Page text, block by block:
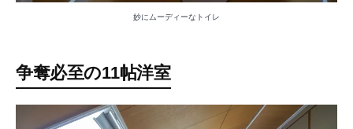
妙にムーディーなトイレ
争奪必至の11帖洋室